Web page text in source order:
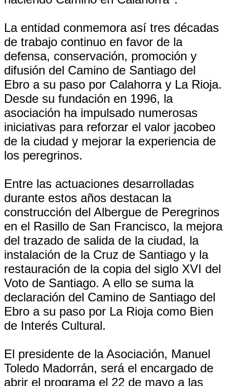
La entidad conmemora así tres décadas
de trabajo continuo en favor de la
defensa, conservación, promoción y
difusión del Camino de Santiago del
Ebro a su paso por Calahorra y La Rioja.
Desde su fundación en 1996, la
asociación ha impulsado numerosas
iniciativas para reforzar el valor jacobeo
de la ciudad y mejorar la experiencia de
los peregrinos.
Entre las actuaciones desarrolladas
durante estos años destacan la
construcción del Albergue de Peregrinos
en el Rasillo de San Francisco, la mejora
del trazado de salida de la ciudad, la
instalación de la Cruz de Santiago y la
restauración de la copia del siglo XVI del
Voto de Santiago. A ello se suma la
declaración del Camino de Santiago del
Ebro a su paso por La Rioja como Bien
de Interés Cultural.
El presidente de la Asociación, Manuel
Toledo Madorrán, será el encargado de
abrir el programa el 22 de mayo a las